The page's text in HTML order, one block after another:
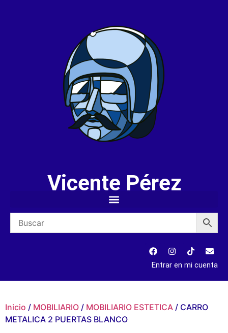
Vicente Pérez
Entrar en mi cuenta
Inicio / MOBILIARIO / MOBILIARIO ESTETICA / CARRO
METALICA 2 PUERTAS BLANCO